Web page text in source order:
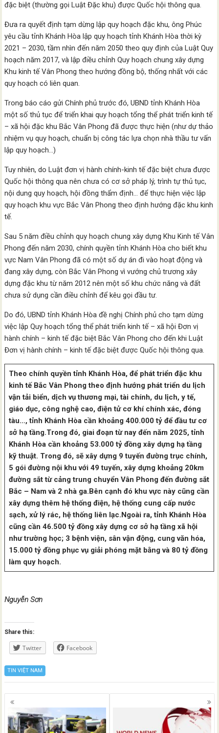
đặc biệt (thường gọi Luật Đặc khu) được Quốc hội thông qua.
Đưa ra quyết định tạm dừng lập quy hoạch đặc khu, ông Phúc
yêu cầu tỉnh Khánh Hòa lập quy hoạch tỉnh Khánh Hòa thời kỳ
2021 – 2030, tầm nhìn đến năm 2050 theo quy định của Luật Quy
hoạch năm 2017, và lập điều chỉnh Quy hoạch chung xây dựng
Khu kinh tế Vân Phong theo hướng đồng bộ, thống nhất với các
quy hoạch có liên quan.
Trong báo cáo gửi Chính phủ trước đó, UBND tỉnh Khánh Hòa
một số thủ tục để triển khai quy hoạch tổng thể phát triển kinh tế
– xã hội đặc khu Bắc Vân Phong đã được thực hiện (như dự thảo
nhiệm vụ quy hoạch, chuẩn bị công tác lựa chọn nhà thầu tư vấn
lập quy hoạch…)
Tuy nhiên, do Luật đơn vị hành chính-kinh tế đặc biệt chưa được
Quốc hội thông qua nên chưa có cơ sở pháp lý, trình tự thủ tục,
nội dung quy hoạch, hội đồng thẩm định… để thực hiện việc lập
quy hoạch khu vực Bắc Vân Phong theo định hướng đặc khu kinh
tế.
Sau 5 năm điều chỉnh quy hoạch chung xây dựng Khu Kinh tế Vân
Phong đến năm 2030, chính quyền tỉnh Khánh Hòa cho biết khu
vực Nam Vân Phong đã có một số dự án đi vào hoạt động và
đang xây dựng, còn Bắc Vân Phong vì vướng chủ trương xây
dựng đặc khu từ năm 2012 nên một số khu chức năng và đất
chưa sử dụng cần điều chỉnh để kêu gọi đầu tư.
Do đó, UBND tỉnh Khánh Hòa đề nghị Chính phủ cho tạm dừng
việc lập Quy hoạch tổng thể phát triển kinh tế – xã hội Đơn vị
hành chính – kinh tế đặc biệt Bắc Vân Phong cho đến khi Luật
Đơn vị hành chính – kinh tế đặc biệt được Quốc hội thông qua.
Theo chính quyền tỉnh Khánh Hòa, để phát triển đặc khu
kinh tế Bắc Vân Phong theo định hướng phát triển du lịch
vận tải biển, dịch vụ thương mại, tài chính, du lịch, y tế,
giáo dục, công nghệ cao, điện tử cơ khí chính xác, đóng
tàu…, tỉnh Khánh Hòa cần khoảng 400.000 tỷ để đầu tư cơ
sở hạ tầng.Trong đó, giai đoạn từ nay đến năm 2025, tỉnh
Khánh Hòa cần khoảng 53.000 tỷ đồng xây dựng hạ tầng
kỹ thuật. Trong đó, sẽ xây dựng 9 tuyến đường trục chính,
5 gói đường nội khu với 49 tuyến, xây dựng khoảng 20km
đường sắt từ cảng trung chuyển Vân Phong đến đường sắt
Bắc – Nam và 2 nhà ga.Bên cạnh đó khu vực này cũng cần
xây dựng thêm hệ thống điện, hệ thống cung cấp nước
sạch, xử lý rác, hệ thống liên lạc.Ngoài ra, tỉnh Khánh Hòa
cũng cần 46.500 tỷ đồng xây dựng cơ sở hạ tầng xã hội
như trường học; 3 bệnh viện, sân vận động, cung văn hóa,
15.000 tỷ đồng phục vụ giải phóng mặt bằng và 80 tỷ đồng
làm quy hoạch.
Nguyễn Sơn
Share this:
Twitter Facebook
TIN VIỆT NAM
Posts
navigation